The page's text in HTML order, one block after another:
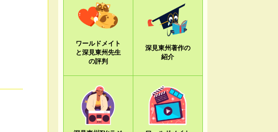
ワールドメイト
と深見東州先生
の評判
深見東州著作の
紹介